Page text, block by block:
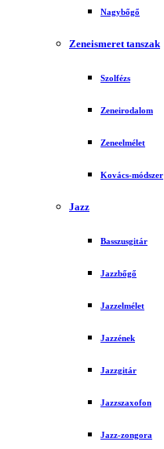
Nagybőgő
Zeneismeret tanszak
Szolfézs
Zeneirodalom
Zeneelmélet
Kovács-módszer
Jazz
Basszusgitár
Jazzbőgő
Jazzelmélet
Jazzének
Jazzgitár
Jazzszaxofon
Jazz-zongora